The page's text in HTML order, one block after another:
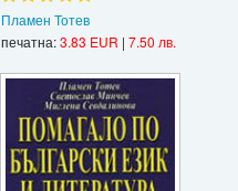
Пламен Тотев
печатна:3.83 EUR | 7.50 лв.